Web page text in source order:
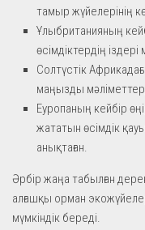
тамыр жүйелерінің
Ұлыбританияның
өсімдіктердің
Солтүстік
маңызды
Еуропаның кейбір
жататын өсімдік
анықтаған.
Әрбір жаңа табылған
алғашқы орман
мүмкіндік береді.